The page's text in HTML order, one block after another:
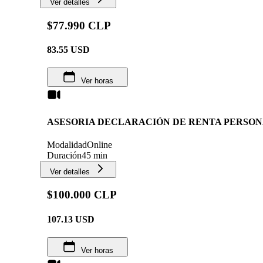
Ver detalles
$77.990 CLP
83.55 USD
Ver horas
ASESORIA DECLARACIÓN DE RENTA
ModalidadOnline
Duración45 min
Ver detalles
$100.000 CLP
107.13 USD
Ver horas